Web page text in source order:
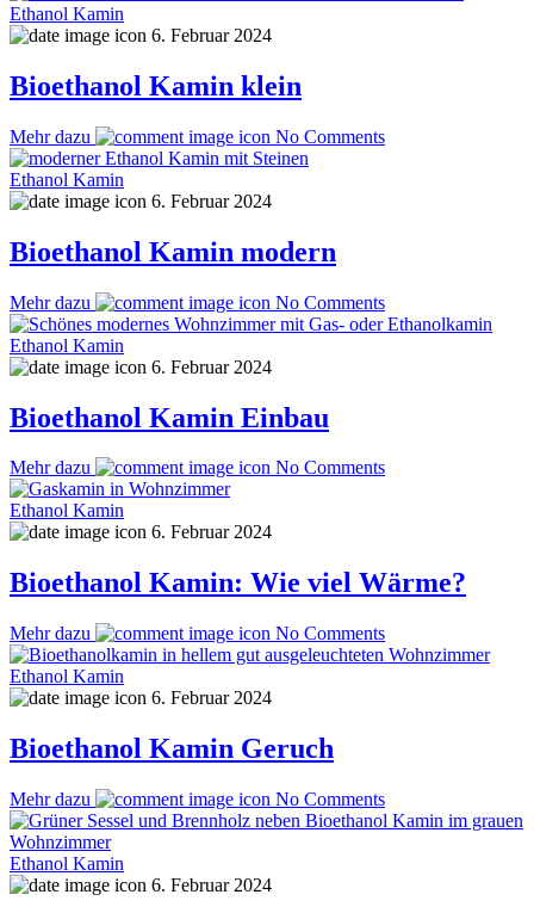
Ethanol Kamin
6. Februar 2024
Bioethanol Kamin klein
Mehr dazu No Comments
Ethanol Kamin
6. Februar 2024
Bioethanol Kamin modern
Mehr dazu No Comments
Ethanol Kamin
6. Februar 2024
Bioethanol Kamin Einbau
Mehr dazu No Comments
Ethanol Kamin
6. Februar 2024
Bioethanol Kamin: Wie viel Wärme?
Mehr dazu No Comments
Ethanol Kamin
6. Februar 2024
Bioethanol Kamin Geruch
Mehr dazu No Comments
Ethanol Kamin
6. Februar 2024